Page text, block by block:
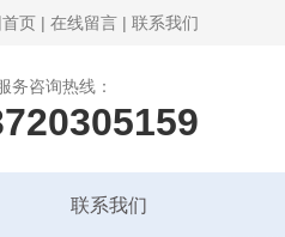
页 | 在线留言 | 联系我们
务咨询热线：
联系我们